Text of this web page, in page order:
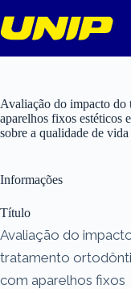
para
o
Avaliação do impacto do
aparelhos fixos estéticos
sobre a qualidade de
Informações
Título
Avaliação do
tratamento
com aparelhos fixos